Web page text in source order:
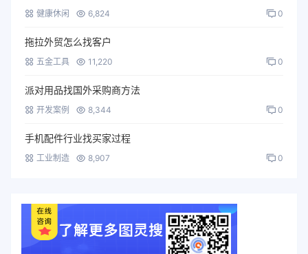
健康休闲 6,824 0
拖拉外贸怎么找客户
五金工具 11,220 0
派对用品找国外采购商方法
开发案例 8,344 0
手机配件行业找买家过程
工业制造 8,907 0